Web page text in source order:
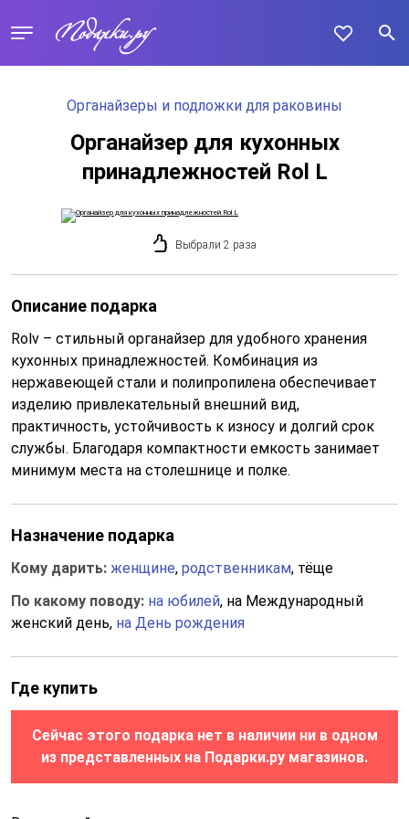
Органайзеры и подложки для раковины
Органайзер для кухонных
принадлежностей Rol L
Выбрали 2 раза
Описание подарка
Rolv – стильный органайзер для удобного хранения
кухонных принадлежностей. Комбинация из
нержавеющей стали и полипропилена обеспечивает
изделию привлекательный внешний вид,
практичность, устойчивость к износу и долгий срок
службы. Благодаря компактности емкость занимает
минимум места на столешнице и полке.
Назначение подарка
Кому дарить: женщине, родственникам, тёще
По какому поводу: на юбилей, на Международный
женский день, на День рождения
Где купить
Сейчас этого подарка нет в наличии ни в одном
из представленных на Подарки.ру магазинов.